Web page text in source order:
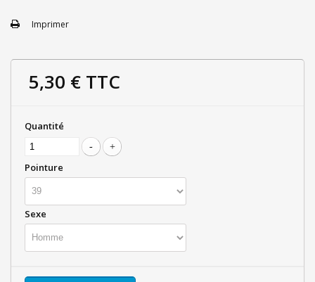
Imprimer
5,30 € TTC
Quantité
Pointure
Sexe